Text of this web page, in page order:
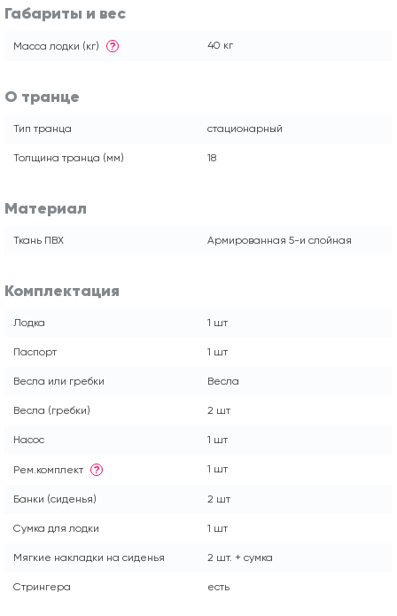
Габариты и вес
Масса лодки (кг) ? 40 кг
О транце
Тип транца стационарный
Толщина транца (мм) 18
Материал
Ткань ПВХ Армированная 5-и слойная
Комплектация
Лодка 1 шт
Паспорт 1 шт
Весла или гребки Весла
Весла (гребки) 2 шт
Насос 1 шт
Рем.комплект ? 1 шт
Банки (сиденья) 2 шт
Сумка для лодки 1 шт
Мягкие накладки на сиденья 2 шт. + сумка
Стрингера есть